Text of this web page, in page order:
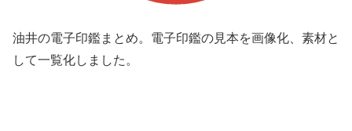
油井の電子印鑑まとめ。電子印鑑の見本を画像化、素材と
して一覧化しました。